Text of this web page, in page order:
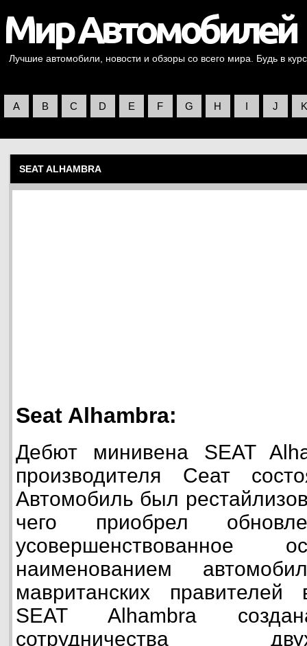
Лучшие автомобили, новости и обзоры со всего мира. Будь в
A B C D E F G H I J K
SEAT ALHAMBRA
Seat Alhambra:
Дебют минивена SEAT
производителя Сеат
Автомобиль был
чего приобрел
усовершенствованное
наименованием
мавританских
SEAT Alhambra
сотрудничества